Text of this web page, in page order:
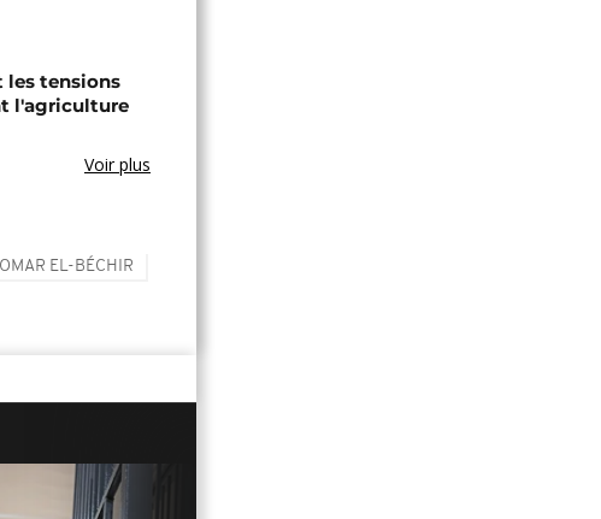
les tensions
l'agriculture
Voir plus
OMAR EL-BÉCHIR